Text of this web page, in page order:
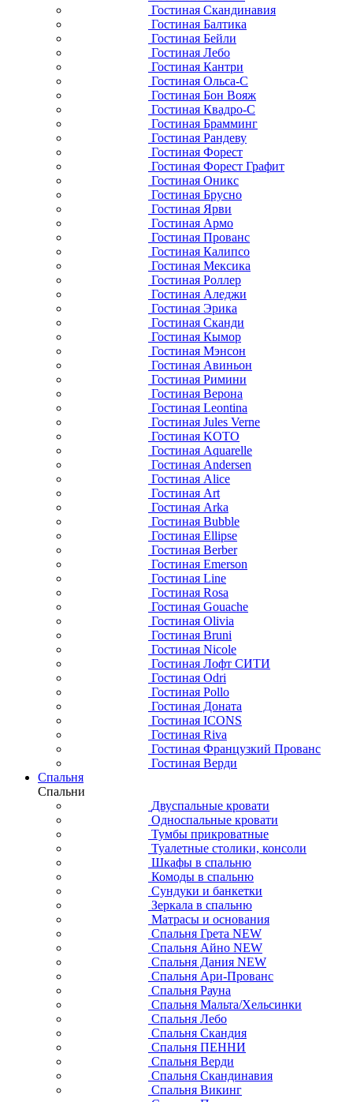
Гостиная Скандинавия
Гостиная Балтика
Гостиная Бейли
Гостиная Лебо
Гостиная Кантри
Гостиная Ольса-С
Гостиная Бон Вояж
Гостиная Квадро-С
Гостиная Брамминг
Гостиная Рандеву
Гостиная Форест
Гостиная Форест Графит
Гостиная Оникс
Гостиная Брусно
Гостиная Ярви
Гостиная Армо
Гостиная Прованс
Гостиная Калипсо
Гостиная Мексика
Гостиная Роллер
Гостиная Аледжи
Гостиная Эрика
Гостиная Сканди
Гостиная Кымор
Гостиная Мэнсон
Гостиная Авиньон
Гостиная Римини
Гостиная Верона
Гостиная Leontina
Гостиная Jules Verne
Гостиная KOTO
Гостиная Aquarelle
Гостиная Andersen
Гостиная Alice
Гостиная Art
Гостиная Arka
Гостиная Bubble
Гостиная Ellipse
Гостиная Berber
Гостиная Emerson
Гостиная Line
Гостиная Rosa
Гостиная Gouache
Гостиная Olivia
Гостиная Bruni
Гостиная Nicole
Гостиная Лофт СИТИ
Гостиная Odri
Гостиная Pollo
Гостиная Доната
Гостиная ICONS
Гостиная Riva
Гостиная Французкий Прованс
Гостиная Верди
Спальня
Спальни
Двуспальные кровати
Односпальные кровати
Тумбы прикроватные
Туалетные столики, консоли
Шкафы в спальню
Комоды в спальню
Сундуки и банкетки
Зеркала в спальню
Матрасы и основания
Спальня Грета NEW
Спальня Айно NEW
Спальня Дания NEW
Спальня Ари-Прованс
Спальня Рауна
Спальня Мальта/Хельсинки
Спальня Лебо
Спальня Скандия
Спальня ПЕННИ
Спальня Верди
Спальня Скандинавия
Спальня Викинг